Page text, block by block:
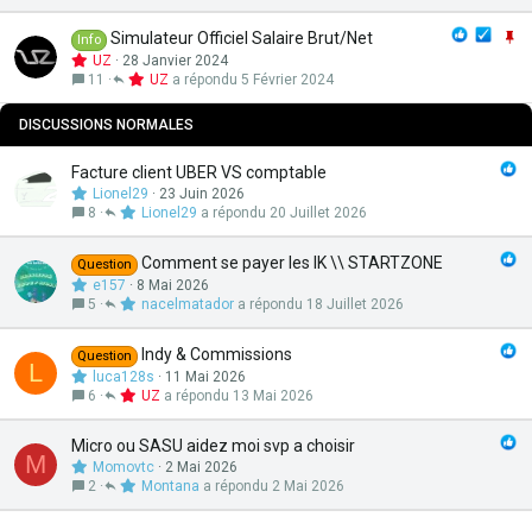
o
t
Info Simulateur Officiel Salaire Brut/Net
UZ
28 Janvier 2024
11
5 Février 2024
UZ
DISCUSSIONS NORMALES
Facture client UBER VS comptable
Lionel29
23 Juin 2026
8
20 Juillet 2026
Lionel29
Question Comment se payer les IK \\ STARTZONE
e157
8 Mai 2026
5
18 Juillet 2026
nacelmatador
L
Question Indy & Commissions
luca128s
11 Mai 2026
6
13 Mai 2026
UZ
M
Micro ou SASU aidez moi svp a choisir
Momovtc
2 Mai 2026
2
2 Mai 2026
Montana